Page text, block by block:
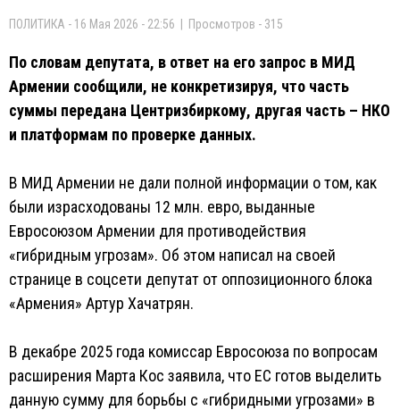
ПОЛИТИКА - 16 Мая 2026 - 22:56 | Просмотров - 315
По словам депутата, в ответ на его запрос в МИД
Армении сообщили, не конкретизируя, что часть
суммы передана Центризбиркому, другая часть – НКО
и платформам по проверке данных.
В МИД Армении не дали полной информации о том, как
были израсходованы 12 млн. евро, выданные
Евросоюзом Армении для противодействия
«гибридным угрозам». Об этом написал на своей
странице в соцсети депутат от оппозиционного блока
«Армения» Артур Хачатрян.
В декабре 2025 года комиссар Евросоюза по вопросам
расширения Марта Кос заявила, что ЕС готов выделить
данную сумму для борьбы с «гибридными угрозами» в